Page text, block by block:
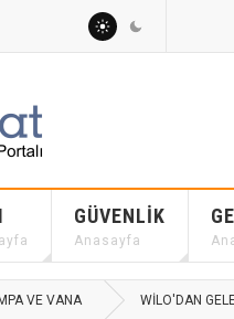
GÜVENLIK
Anasayfa
VE VANA WILO'DAN